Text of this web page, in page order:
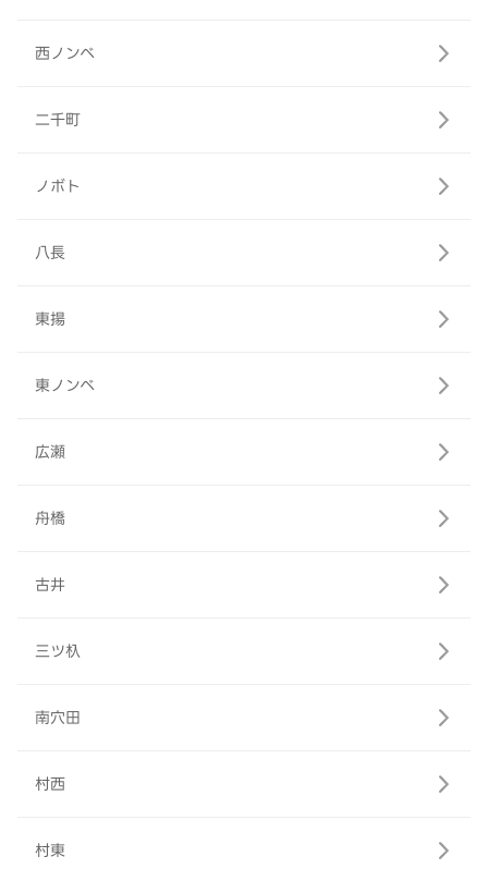
西ノンベ
二千町
ノボト
八長
東揚
東ノンベ
広瀬
舟橋
古井
三ツ杁
南穴田
村西
村東